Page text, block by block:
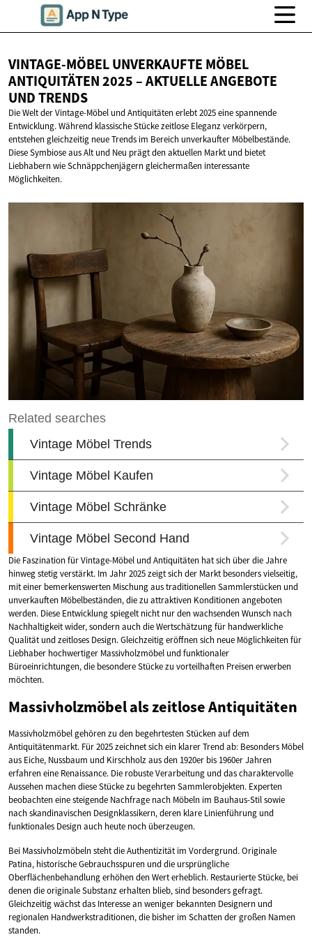
VINTAGE-MÖBEL UNVERKAUFTE MÖBEL
ANTIQUITÄTEN 2025 – AKTUELLE ANGEBOTE
UND TRENDS
Die Welt der Vintage-Möbel und Antiquitäten erlebt 2025 eine spannende
Entwicklung. Während klassische Stücke zeitlose Eleganz verkörpern,
entstehen gleichzeitig neue Trends im Bereich unverkaufter Möbelbestände.
Diese Symbiose aus Alt und Neu prägt den aktuellen Markt und bietet
Liebhabern wie Schnäppchenjägern gleichermaßen interessante
Möglichkeiten.
Die Faszination für Vintage-Möbel und Antiquitäten hat sich über die Jahre
hinweg stetig verstärkt. Im Jahr 2025 zeigt sich der Markt besonders vielseitig,
mit einer bemerkenswerten Mischung aus traditionellen Sammlerstücken und
unverkauften Möbelbeständen, die zu attraktiven Konditionen angeboten
werden. Diese Entwicklung spiegelt nicht nur den wachsenden Wunsch nach
Nachhaltigkeit wider, sondern auch die Wertschätzung für handwerkliche
Qualität und zeitloses Design. Gleichzeitig eröffnen sich neue Möglichkeiten für
Liebhaber hochwertiger Massivholzmöbel und funktionaler
Büroeinrichtungen, die besondere Stücke zu vorteilhaften Preisen erwerben
möchten.
Massivholzmöbel als zeitlose Antiquitäten
Massivholzmöbel gehören zu den begehrtesten Stücken auf dem
Antiquitätenmarkt. Für 2025 zeichnet sich ein klarer Trend ab: Besonders Möbel
aus Eiche, Nussbaum und Kirschholz aus den 1920er bis 1960er Jahren
erfahren eine Renaissance. Die robuste Verarbeitung und das charaktervolle
Aussehen machen diese Stücke zu begehrten Sammlerobjekten. Experten
beobachten eine steigende Nachfrage nach Möbeln im Bauhaus-Stil sowie
nach skandinavischen Designklassikern, deren klare Linienführung und
funktionales Design auch heute noch überzeugen.
Bei Massivholzmöbeln steht die Authentizität im Vordergrund. Originale
Patina, historische Gebrauchsspuren und die ursprüngliche
Oberflächenbehandlung erhöhen den Wert erheblich. Restaurierte Stücke, bei
denen die originale Substanz erhalten blieb, sind besonders gefragt.
Gleichzeitig wächst das Interesse an weniger bekannten Designern und
regionalen Handwerkstraditionen, die bisher im Schatten der großen Namen
standen.